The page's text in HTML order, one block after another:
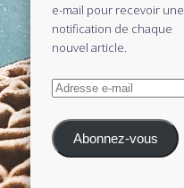
e-mail pour recevoir une
notification de chaque
nouvel article.
Adresse
mail
Abonnez-vous